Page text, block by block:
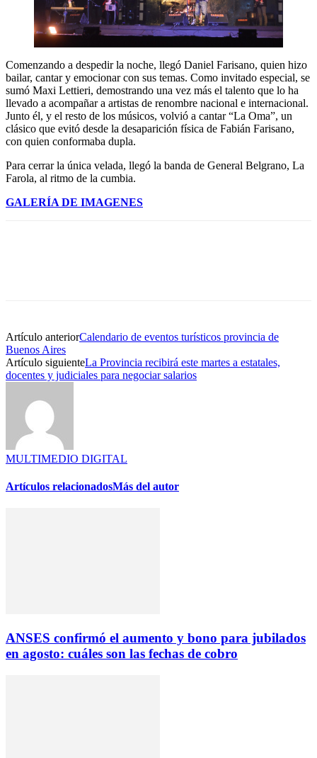
Comenzando a despedir la noche, llegó Daniel Farisano, quien hizo
bailar, cantar y emocionar con sus temas. Como invitado especial, se
sumó Maxi Lettieri, demostrando una vez más el talento que lo ha
llevado a acompañar a artistas de renombre nacional e internacional.
Junto él, y el resto de los músicos, volvió a cantar “La Oma”, un
clásico que evitó desde la desaparición física de Fabián Farisano,
con quien conformaba dupla.
Para cerrar la única velada, llegó la banda de General Belgrano, La
Farola, al ritmo de la cumbia.
GALERÍA DE IMAGENES
Artículo anteriorCalendario de eventos turísticos provincia de
Buenos Aires
Artículo siguienteLa Provincia recibirá este martes a estatales,
docentes y judiciales para negociar salarios
MULTIMEDIO DIGITAL
Artículos relacionadosMás del autor
ANSES confirmó el aumento y bono para jubilados
en agosto: cuáles son las fechas de cobro